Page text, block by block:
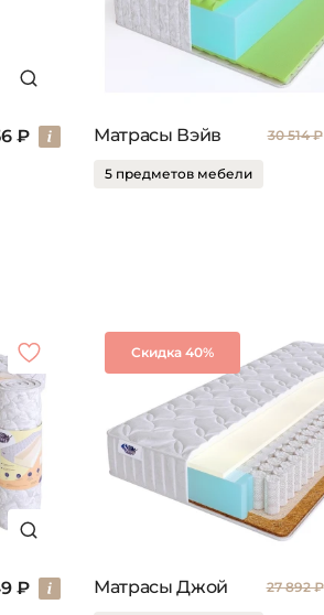
₽ Матрасы Вэйв 30 514 ₽
5 предметов мебели
₽
Скидка 40%
Матрасы Джой 27 892 ₽